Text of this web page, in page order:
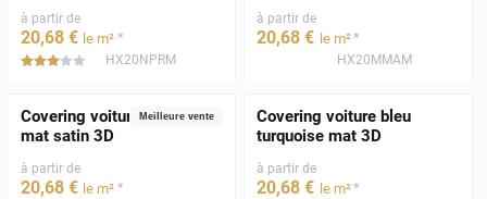
à partir de
20,68 € le m² *
***** HX20NPRM
à partir de
20,68 € le m²*
HX20MMAM
Meilleure vente
Covering voiture gris
mat satin 3D
à partir de
20,68 € le m² *
Covering voiture bleu
turquoise mat 3D
à partir de
20,68 € le m²*